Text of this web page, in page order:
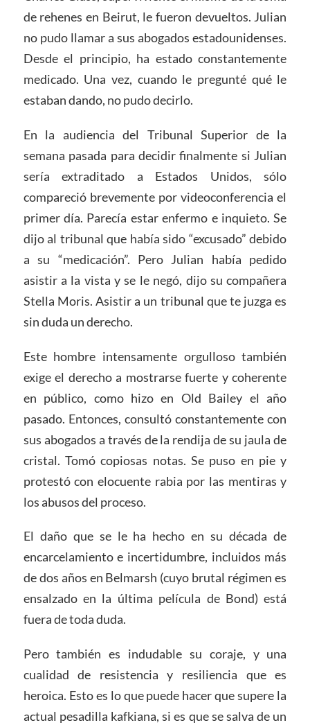
de rehenes en Beirut, le fueron devueltos. Julian
no pudo llamar a sus abogados estadounidenses.
Desde el principio, ha estado constantemente
medicado. Una vez, cuando le pregunté qué le
estaban dando, no pudo decirlo.
En la audiencia del Tribunal Superior de la
semana pasada para decidir finalmente si Julian
sería extraditado a Estados Unidos, sólo
compareció brevemente por videoconferencia el
primer día. Parecía estar enfermo e inquieto. Se
dijo al tribunal que había sido “excusado” debido
a su “medicación”. Pero Julian había pedido
asistir a la vista y se le negó, dijo su compañera
Stella Moris. Asistir a un tribunal que te juzga es
sin duda un derecho.
Este hombre intensamente orgulloso también
exige el derecho a mostrarse fuerte y coherente
en público, como hizo en Old Bailey el año
pasado. Entonces, consultó constantemente con
sus abogados a través de la rendija de su jaula de
cristal. Tomó copiosas notas. Se puso en pie y
protestó con elocuente rabia por las mentiras y
los abusos del proceso.
El daño que se le ha hecho en su década de
encarcelamiento e incertidumbre, incluidos más
de dos años en Belmarsh (cuyo brutal régimen es
ensalzado en la última película de Bond) está
fuera de toda duda.
Pero también es indudable su coraje, y una
cualidad de resistencia y resiliencia que es
heroica. Esto es lo que puede hacer que supere la
actual pesadilla kafkiana, si es que se salva de un